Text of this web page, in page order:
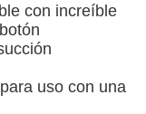
con increíble
uso con una